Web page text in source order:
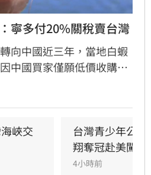
寧多付20%關稅賣台灣
向中國近三年，當地白蝦
中國買家僅願低價收購，
，即便台灣課徵20%關
失超過2億美元，養殖業
灣市場。
峽交
台灣青少年公
翔奪冠赴美闖
4小時前